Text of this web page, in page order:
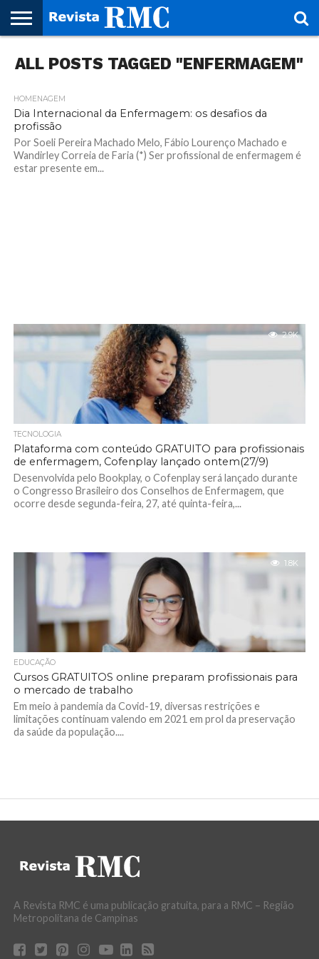
REVISTA
RMC
PROJETO
CULTURAL
RMC – 20
CIDADES
ARTE &
CULTURA
NOTÍCIAS
CORPORATIVAS
EDIÇÕES
ANTERIORES
PARCEIROS
FAÇA
O
FALE
CONOSCO
ALL POSTS TAGGED "ENFERMAGEM"
HOMENAGEM
Dia Internacional da Enfermagem: os desafios da
profissão
Por Soeli Pereira Machado Melo, Fábio Lourenço Machado e
Wandirley Correia de Faria (*) Ser profissional de enfermagem é
estar presente em...
2.9K
TECNOLOGIA
Plataforma com conteúdo GRATUITO para profissionais
de enfermagem, Cofenplay lançado ontem(27/9)
Desenvolvida pelo Bookplay, o Cofenplay será lançado durante
o Congresso Brasileiro dos Conselhos de Enfermagem, que
ocorre desde segunda-feira, 27, até quinta-feira,...
1.8K
EDUCAÇÃO
Cursos GRATUITOS online preparam profissionais para
o mercado de trabalho
Em meio à pandemia da Covid-19, diversas restrições e
limitações continuam valendo em 2021 em prol da preservação
da saúde da população....
A Revista RMC é uma publicação gratuita, para a RMC – Região
Metropolitana de Campinas